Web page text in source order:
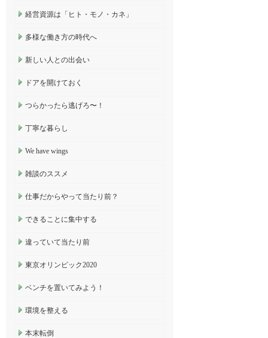
経営資源は「ヒト・モノ・カネ」
多様な働き方の時代へ
新しい人との出会い
ドアを開けておく
つらかったら逃げろ〜！
丁寧な暮らし
We have wings
雑談のススメ
仕事だからやって当たり前？
できることに集中する
違っていて当たり前
東京オリンピック2020
ベンチを置いてみよう！
環境を整える
本末転倒